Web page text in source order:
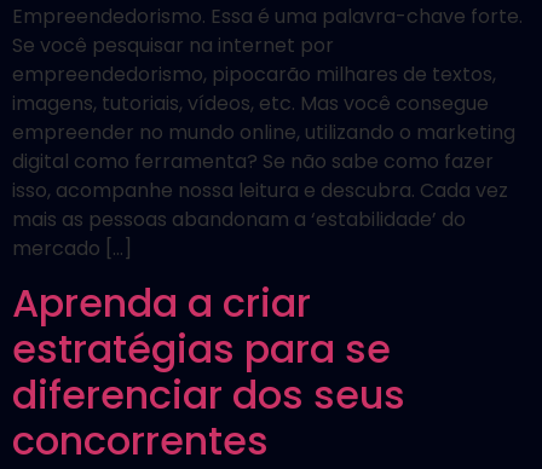
Empreendedorismo. Essa é uma palavra-chave forte.
Se você pesquisar na internet por
empreendedorismo, pipocarão milhares de textos,
imagens, tutoriais, vídeos, etc. Mas você consegue
empreender no mundo online, utilizando o marketing
digital como ferramenta? Se não sabe como fazer
isso, acompanhe nossa leitura e descubra. Cada vez
mais as pessoas abandonam a ‘estabilidade’ do
mercado […]
Aprenda a criar
estratégias para se
diferenciar dos seus
concorrentes